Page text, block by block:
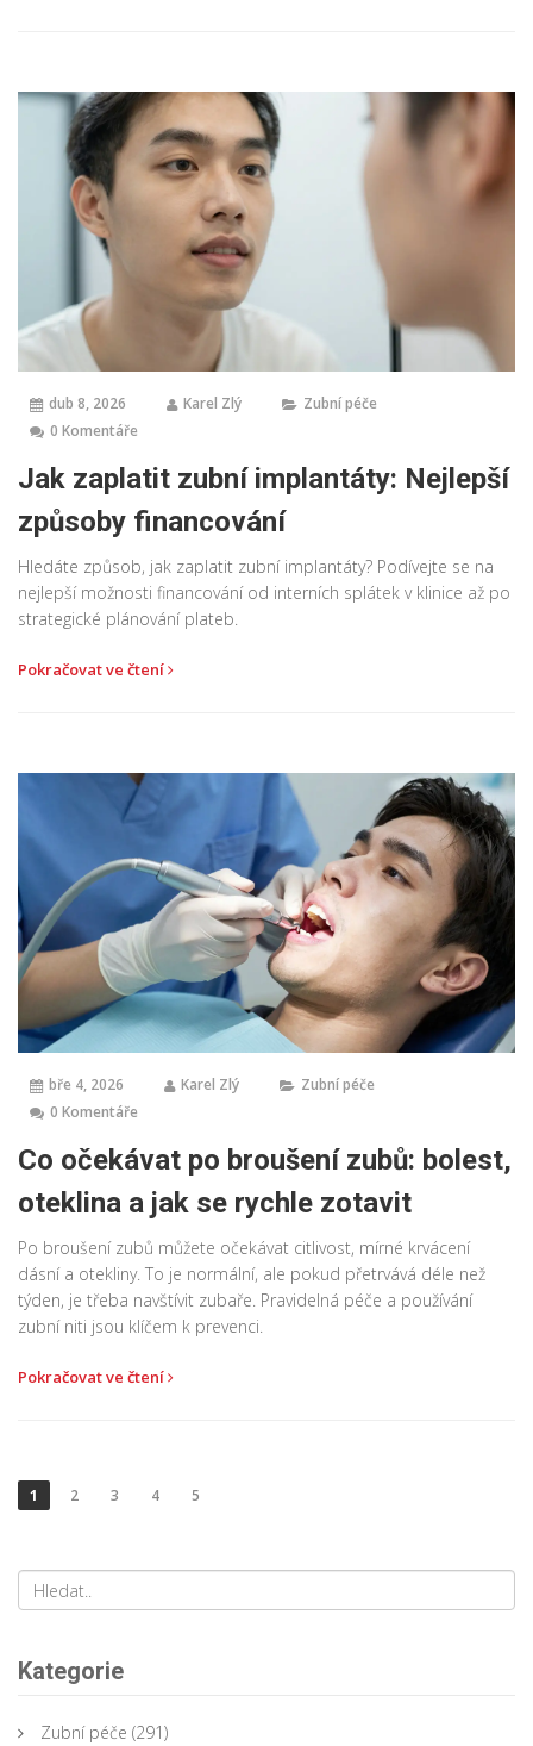
dub 8, 2026 Karel Zlý
Zubní péče
0 Komentáře
Jak zaplatit zubní implantáty: Nejlepší
způsoby financování
Hledáte způsob, jak zaplatit zubní implantáty? Podívejte se na
nejlepší možnosti financování od interních splátek v klinice až po
strategické plánování plateb.
Pokračovat ve čtení
bře 4, 2026 Karel Zlý
Zubní péče
0 Komentáře
Co očekávat po broušení zubů: bolest,
oteklina a jak se rychle zotavit
Po broušení zubů můžete očekávat citlivost, mírné krvácení
dásní a otekliny. To je normální, ale pokud přetrvává déle než
týden, je třeba navštívit zubaře. Pravidelná péče a používání
zubní niti jsou klíčem k prevenci.
Pokračovat ve čtení
1 2 3 4 5
Kategorie
Zubní péče (291)